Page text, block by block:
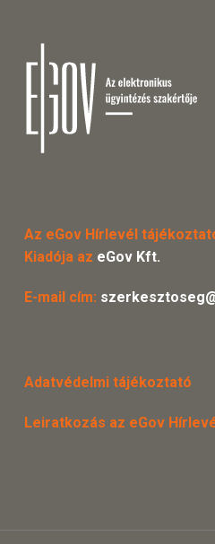
Az eGov Hírlevél
Kiadója az eGov Kft.
E-mail cím:
Adatvédelmi tájékoztató
Leiratkozás az eGov